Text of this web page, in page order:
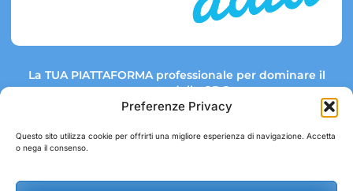
Preferenze Privacy
Questo sito utilizza cookie per offrirti una migliore esperienza di navigazione. Accetta
o nega il consenso.
La TUA PIATTAFORMA professionale per dominare il
mercato della GDO.
Link rapidi: